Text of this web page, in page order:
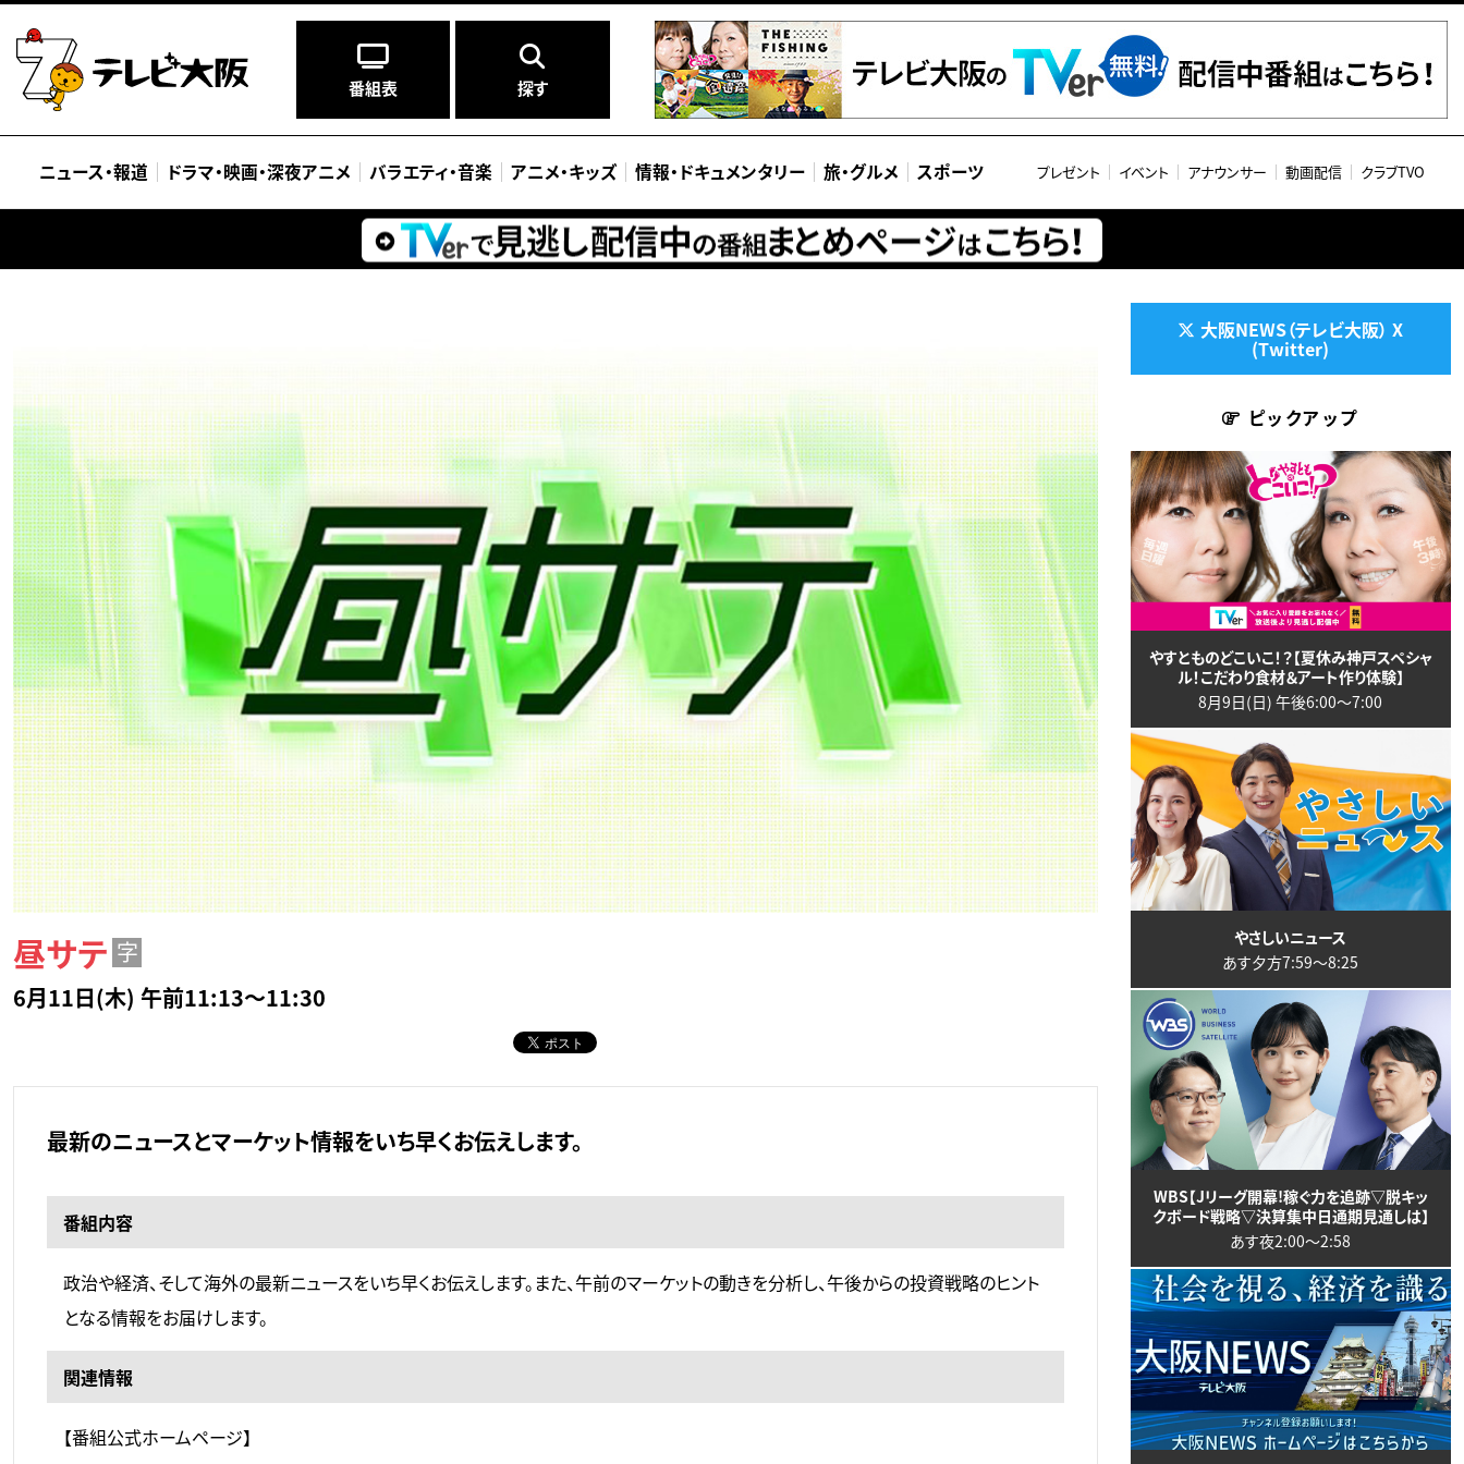
番組表 探す
ニュース・報道 ドラマ・映画・深夜アニメ バラエティ・音楽 アニメ・キッズ 情報・ ドキュメンタリー 旅・グルメ スポーツ プレゼント イベント アナウンサー 動画配信 クラブTVO
昼サテ 字
6月11日(木) 午前11:13～11:30
最新のニュースとマーケット情報をいち早くお伝えします。
番組内容
政治や経済、そして海外の最新ニュースをいち早くお伝えします。また、午前のマーケットの動きを分析し、午後からの投資戦略のヒント
となる情報をお届けします。
関連情報
【番組公式ホームページ】
大阪NEWS（テレビ大阪） X
(Twitter)
ピックアップ
やすとものどこいこ！？【夏休み神戸スペシャ
ル！こだわり食材＆アート作り体験】
8月9日(日) 午後6:00〜7:00
やさしいニュース
あす夕方7:59〜8:25
WBS【Jリーグ開幕!稼ぐ力を追跡▽脱キッ
クボード戦略▽決算集中日通期見通しは】
あす夜2:00〜2:58